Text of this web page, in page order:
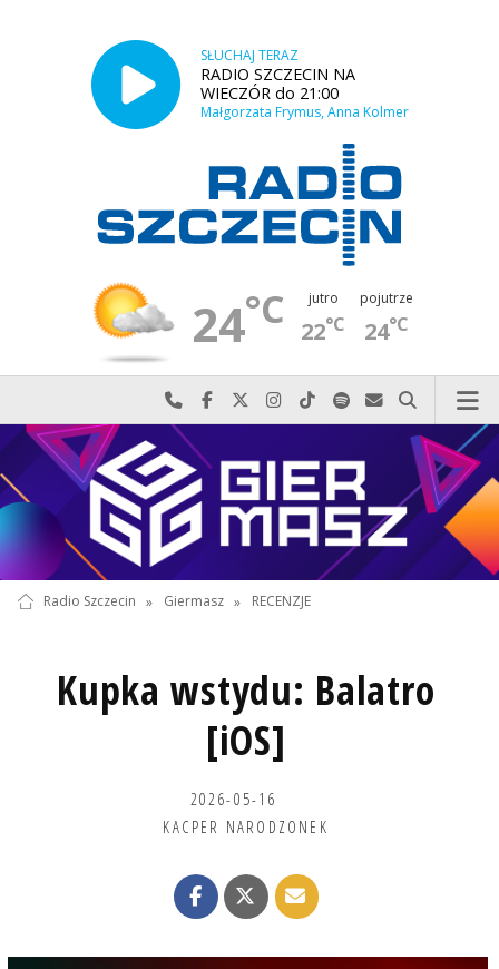
SŁUCHAJ TERAZ
RADIO SZCZECIN NA
WIECZÓR do 21:00
Małgorzata Frymus, Anna Kolmer
24°C jutro
22°C
pojutrze
24°C
Najlepiej po prostu do nas zadzwoń
Odwiedź nas na Facebook-u
Odwiedź nas na X
Odwiedź nas na Instagram-ie
Odwiedź nas na TikTok-u
Szukaj nas na Spotify
Wyślij do nas
Szukaj
Radio Szczecin » Giermasz » RECENZJE
Kupka wstydu: Balatro
[iOS]
2026-05-16
KACPER NARODZONEK